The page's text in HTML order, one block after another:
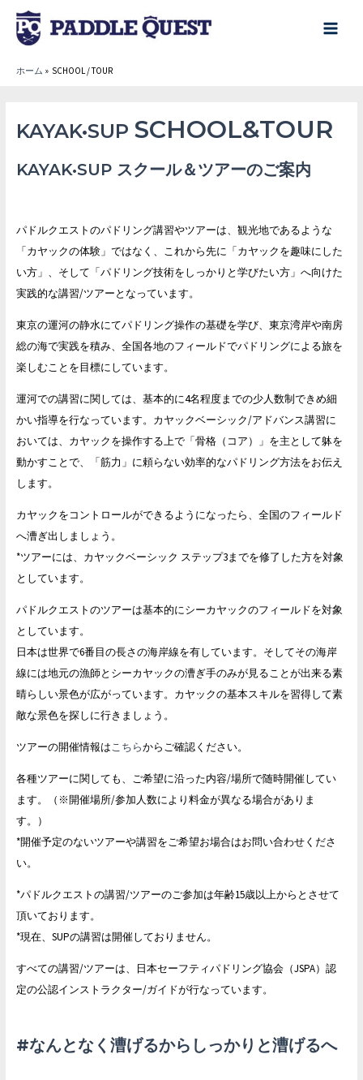
main
ホーム SCHOOL / TOUR
KAYAK•SUPSCHOOL&TOUR
KAYAK•SUP スクール＆ツアーのご案内
パドルクエストのパドリング講習やツアーは、観光地であるような
「カヤックの体験」ではなく、これから先に「カヤックを趣味にした
い方」、そして「パドリング技術をしっかりと学びたい方」へ向けた
実践的な講習/ツアーとなっています。
東京の運河の静水にてパドリング操作の基礎を学び、東京湾岸や南房
総の海で実践を積み、全国各地のフィールドでパドリングによる旅を
楽しむことを目標にしています。
運河での講習に関しては、基本的に4名程度までの少人数制できめ細
かい指導を行なっています。カヤックベーシック/アドバンス講習に
おいては、カヤックを操作する上で「骨格（コア）」を主として躰を
動かすことで、「筋力」に頼らない効率的なパドリング方法をお伝え
します。
カヤックをコントロールができるようになったら、全国のフィールド
へ漕ぎ出しましょう。
*ツアーには、カヤックベーシック ステップ3までを修了した方を対象
としています。
パドルクエストのツアーは基本的にシーカヤックのフィールドを対象
としています。
日本は世界で6番目の長さの海岸線を有しています。そしてその海岸
線には地元の漁師とシーカヤックの漕ぎ手のみが見ることが出来る素
晴らしい景色が広がっています。カヤックの基本スキルを習得して素
敵な景色を探しに行きましょう。
ツアーの開催情報はこちらからご確認ください。
各種ツアーに関しても、ご希望に沿った内容/場所で随時開催してい
ます。（※開催場所/参加人数により料金が異なる場合がありま
す。）
*開催予定のないツアーや講習をご希望お場合はお問い合わせくださ
い。
*パドルクエストの講習/ツアーのご参加は年齢15歳以上からとさせて
頂いております。
*現在、SUPの講習は開催しておりません。
すべての講習/ツアーは、日本セーフティパドリング協会（JSPA）認
定の公認インストラクター/ガイドが行なっています。
#なんとなく漕げるからしっかりと漕げるへ